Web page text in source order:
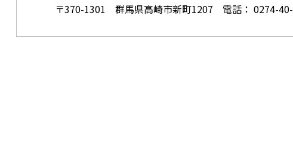
〒370-1301 群馬県高崎市新町1207 電話： 0274-